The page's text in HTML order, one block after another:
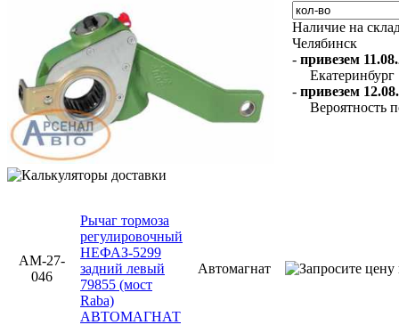
Наличие на
Челябинск
- привезем
Екатеринбург
- привезем
Вероятность
AM-27-
046
Рычаг тормоза
регулировочный
НЕФАЗ-5299
задний левый
79855 (мост
Raba)
АВТОМАГНАТ
Автомагнат